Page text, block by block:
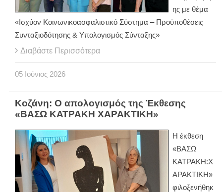
ης με θέμα
«Ισχύον Κοινωνικοασφαλιστικό Σύστημα – Προϋποθέσεις
Συνταξιοδότησης & Υπολογισμός Σύνταξης»
Διαβάστε Περισσότερα
05 Ιούνιος 2026
Κοζάνη: Ο απολογισμός της Έκθεσης
«ΒΑΣΩ ΚΑΤΡΑΚΗ ΧΑΡΑΚΤΙΚΗ»
Η έκθεση
«ΒΑΣΩ
ΚΑΤΡΑΚΗ:Χ
ΑΡΑΚΤΙΚΗ»
φιλοξενήθηκ